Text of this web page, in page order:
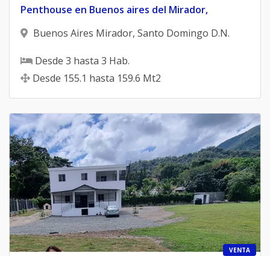
Penthouse en Buenos aires del Mirador,
Buenos Aires Mirador, Santo Domingo D.N.
Desde 3 hasta 3 Hab.
Desde 155.1 hasta 159.6 Mt2
VENTA